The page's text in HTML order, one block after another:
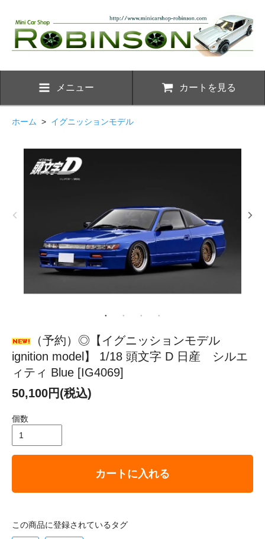
メニュー カートを見る
ホーム > イグニッションモデル
（予約）◎【イグニッションモデル
ignition model】 1/18 頭文字 D 日産 シルエ
ィティ Blue [IG4069]
50,100円(税込)
個数
カートに入れる
この商品に登録されているタグ